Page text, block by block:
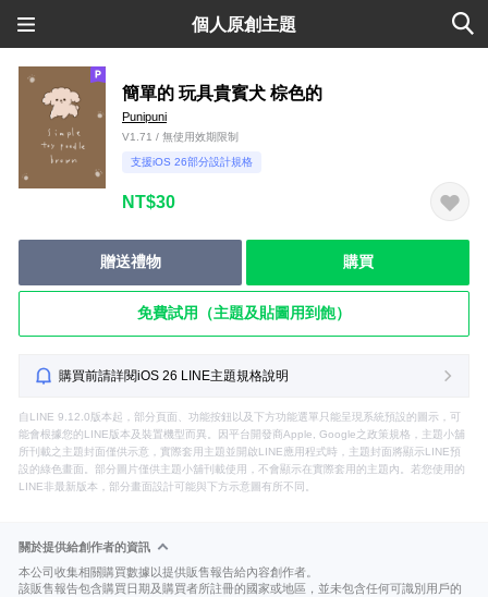
個人原創主題
簡單的 玩具貴賓犬 棕色的
Punipuni
V1.71 / 無使用效期限制
支援iOS 26部分設計規格
NT$30
贈送禮物 購買
免費試用（主題及貼圖用到飽）
購買前請詳閱iOS 26 LINE主題規格說明
自LINE 9.12.0版本起，部分頁面、功能按鈕以及下方功能選單只能呈現系統預設的圖示，可
能會根據您的LINE版本及裝置機型而異。因平台開發商Apple, Google之政策規格，主題小舖
所刊載之主題封面僅供示意，實際套用主題並開啟LINE應用程式時，主題封面將顯示LINE預
設的綠色畫面。部分圖片僅供主題小舖刊載使用，不會顯示在實際套用的主題內。若您使用的
LINE非最新版本，部分畫面設計可能與下方示意圖有所不同。
關於提供給創作者的資訊
本公司收集相關購買數據以提供販售報告給內容創作者。
該販售報告包含購買日期及購買者所註冊的國家或地區，並未包含任何可識別用戶的